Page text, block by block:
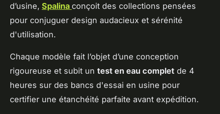
d’usine, Spalina conçoit des collections pensées
pour conjuguer design audacieux et sérénité
d'utilisation.
Chaque modèle fait l’objet d’une conception
rigoureuse et subit un test en eau complet de 4
heures sur des bancs d'essai en usine pour
certifier une étanchéité parfaite avant expédition.